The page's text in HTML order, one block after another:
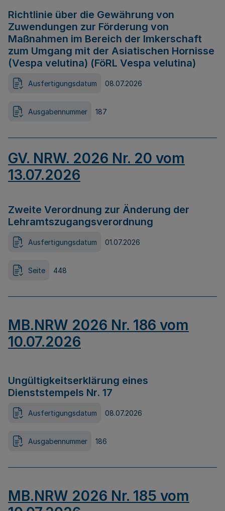
Richtlinie über die Gewährung von
Zuwendungen zur Förderung von
Maßnahmen im Bereich der Imkerschaft
zum Umgang mit der Asiatischen Hornisse
(Vespa velutina) (FöRL Vespa velutina)
Ausfertigungsdatum 08.07.2026
Ausgabennummer 187
GV. NRW. 2026 Nr. 20 vom
13.07.2026
Zweite Verordnung zur Änderung der
Lehramtszugangsverordnung
Ausfertigungsdatum 01.07.2026
Seite 448
MB.NRW 2026 Nr. 186 vom
10.07.2026
Ungültigkeitserklärung eines
Dienststempels Nr. 17
Ausfertigungsdatum 08.07.2026
Ausgabennummer 186
MB.NRW 2026 Nr. 185 vom